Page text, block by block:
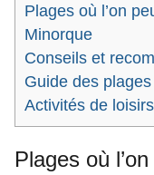
Plages où l’on
Minorque
Conseils et
Guide des
Activités de
Plages où